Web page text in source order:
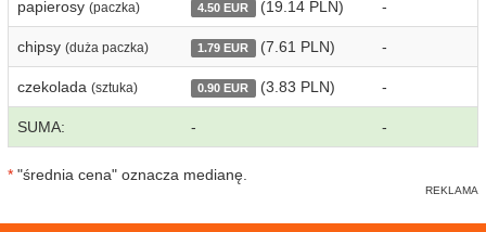
papierosy (paczka) 4.50 EUR (19.14 PLN) -
chipsy (duża paczka) 1.79 EUR (7.61 PLN) -
czekolada (sztuka) 0.90 EUR (3.83 PLN) -
SUMA: - -
* "średnia cena" oznacza medianę.